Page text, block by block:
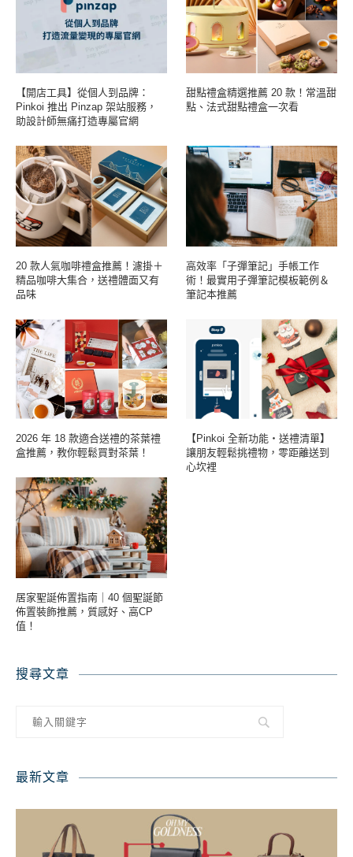
【開店工具】從個人到品牌：
Pinkoi 推出 Pinzap 架站服務，
助設計師無痛打造專屬官網
甜點禮盒精選推薦 20 款！常溫甜
點、法式甜點禮盒一次看
20 款人氣咖啡禮盒推薦！濾掛＋
精品咖啡大集合，送禮體面又有
品味
高效率「子彈筆記」手帳工作
術！最實用子彈筆記模板範例＆
筆記本推薦
2026 年 18 款適合送禮的茶葉禮
盒推薦，教你輕鬆買對茶葉！
【Pinkoi 全新功能・送禮清單】
讓朋友輕鬆挑禮物，零距離送到
心坎裡
居家聖誕佈置指南｜40 個聖誕節
佈置裝飾推薦，質感好、高CP
值！
搜尋文章
最新文章